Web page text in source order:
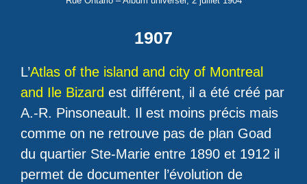
1907
L’Atlas of the island and city of Montreal
and Ile Bizard est différent, il a été créé par
A.-R. Pinsoneault. Il est moins précis mais
comme on ne retrouve pas de plan Goad
du quartier Ste-Marie entre 1890 et 1912 il
permet de documenter l’évolution de